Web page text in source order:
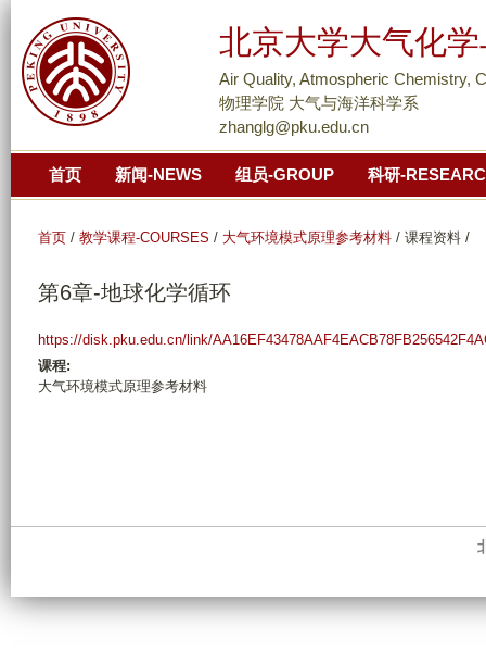
转
的
主
内
北京大学大气化
Air Quality, Atmospheric Chemistry,
物理学院 大气与海洋科学系
zhanglg@pku.edu.cn
首页 新闻-NEWS 组员-GROUP 科研-
首页 / 教学课程-COURSES / 大气环境模式原理参考材料 / 课程资料 /
第6章-地球化学循环
https://disk.pku.edu.cn/link/
课程:
大气环境模式原理参考材料